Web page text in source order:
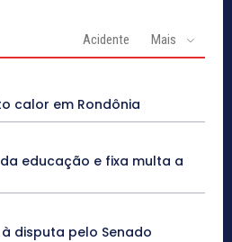
Acidente Mais
calor em Rondônia
educação e fixa multa a
disputa pelo Senado